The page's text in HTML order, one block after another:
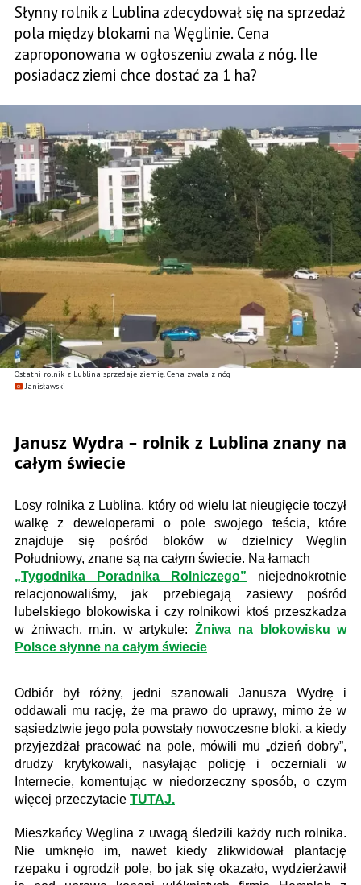
Ostatni rolnik z Lublina sprzedaje ziemię. Cena zwala z nóg
Janisławski
Słynny rolnik z Lublina zdecydował się na sprzedaż
pola między blokami na Węglinie. Cena
zaproponowana w ogłoszeniu zwala z nóg. Ile
posiadacz ziemi chce dostać za 1 ha?
Janusz Wydra – rolnik z Lublina znany na
całym świecie
Losy rolnika z Lublina, który od wielu lat nieugięcie toczył
walkę z deweloperami o pole swojego teścia, które
znajduje się pośród bloków w dzielnicy Węglin
Południowy, znane są na całym świecie. Na łamach
„Tygodnika Poradnika Rolniczego” niejednokrotnie
relacjonowaliśmy, jak przebiegają zasiewy pośród
lubelskiego blokowiska i czy rolnikowi ktoś przeszkadza
w żniwach, m.in. w artykule: Żniwa na blokowisku w
Polsce słynne na całym świecie
Odbiór był różny, jedni szanowali Janusza Wydrę i
oddawali mu rację, że ma prawo do uprawy, mimo że w
sąsiedztwie jego pola powstały nowoczesne bloki, a kiedy
przyjeżdżał pracować na pole, mówili mu „dzień dobry”,
drudzy krytykowali, nasyłając policję i oczerniali w
Internecie, komentując w niedorzeczny sposób, o czym
więcej przeczytacie TUTAJ.
Mieszkańcy Węglina z uwagą śledzili każdy ruch rolnika.
Nie umknęło im, nawet kiedy zlikwidował plantację
rzepaku i ogrodził pole, bo jak się okazało, wydzierżawił